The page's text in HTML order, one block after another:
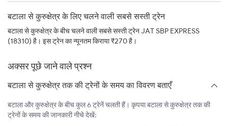
बटाला से कुरुक्षेत्र के लिए चलने वाली सबसे सस्ती ट्रेन
बटाला से कुरुक्षेत्र के बीच चलने वाली सबसे सस्ती ट्रेन JAT SBP EXPRESS
(18310) है। इस ट्रेन का न्यूनतम किराया ₹270 है।
अक्सर पूछे जाने वाले प्रश्न
बटाला से कुरुक्षेत्र तक की ट्रेनों के समय का विवरण बताएँ
बटाला और कुरुक्षेत्र के बीच कुल 6 ट्रेनें चलती हैं। कृपया बटाला से कुरुक्षेत्र तक की
ट्रेनों के समय की जानकारी नीचे देखें: